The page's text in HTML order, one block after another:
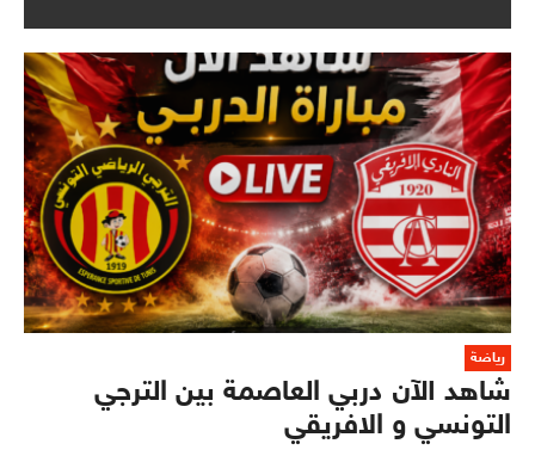
رياضة
شاهد الآن دربي العاصمة بين الترجي
التونسي و الافريقي